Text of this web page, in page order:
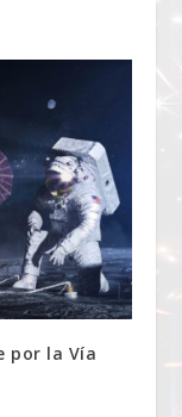
por la Vía